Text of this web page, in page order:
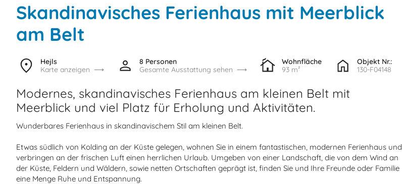
Skandinavisches Ferienhaus mit Meerblick
am Belt
Hejls
Karte anzeigen
8 Personen
Gesamte Ausstattung sehen
Wohnfläche
93 m²
Objekt Nr.:
130-F04148
Modernes, skandinavisches Ferienhaus am kleinen Belt mit
Meerblick und viel Platz für Erholung und Aktivitäten.
Wunderbares Ferienhaus in skandinavischem Stil am kleinen Belt.
Etwas südlich von Kolding an der Küste gelegen, wohnen Sie in einem fantastischen, modernen Ferienhaus und
verbringen an der frischen Luft einen herrlichen Urlaub. Umgeben von einer Landschaft, die von dem Wind an
der Küste, Feldern und Wäldern, sowie netten Ortschaften geprägt ist, finden Sie und Ihre Freunde oder Familie
eine Menge Ruhe und Entspannung.